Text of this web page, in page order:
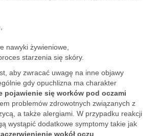
nawyki żywieniowe,
starzenia się skóry.
aby zwracać uwagę na inne objawy
gdy opuchlizna ma charakter
pojawienie się worków pod oczami
problemów zdrowotnych związanych z
a także alergiami. W przypadku reakcji
wystąpić dodatkowe symptomy takie jak
wokół oczu